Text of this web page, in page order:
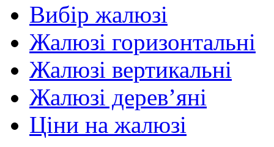
Вибір жалюзі
Жалюзі горизонтальні
Жалюзі вертикальні
Жалюзі дерев’яні
Ціни на жалюзі